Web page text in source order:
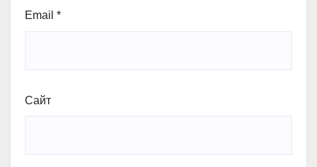
Email *
Сайт